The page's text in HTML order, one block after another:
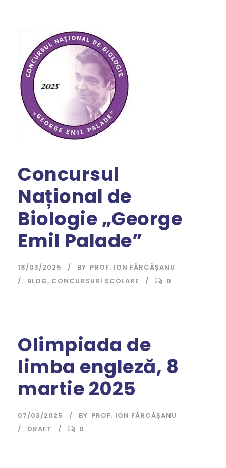
Concursul
Național de
Biologie „George
Emil Palade”
18/03/2025 BY PROF. ION FĂRCĂȘANU
BLOG, CONCURSURI ȘCOLARE 0
Olimpiada de
limba engleză, 8
martie 2025
07/03/2025 BY PROF. ION FĂRCĂȘANU
DRAFT
0